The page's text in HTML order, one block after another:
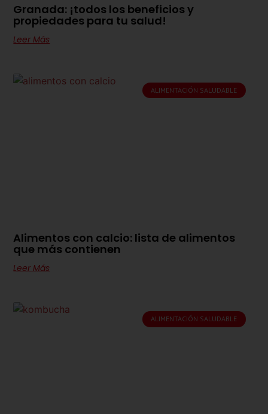
Granada: ¡todos los beneficios y
propiedades para tu salud!
Leer Más
ALIMENTACIÓN SALUDABLE
Alimentos con calcio: lista de alimentos
que más contienen
Leer Más
ALIMENTACIÓN SALUDABLE